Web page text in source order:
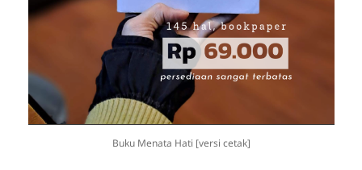
Buku Menata Hati [versi cetak]